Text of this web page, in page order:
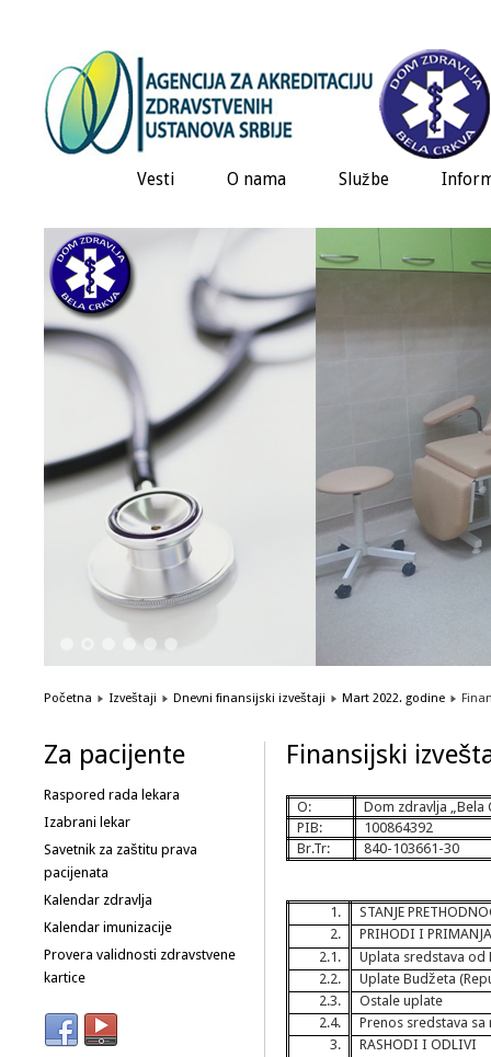
Vesti O nama Službe
Početna Izveštaji Dnevni finansijski izveštaji Mart 2022. godine
Za pacijente
Raspored rada lekara
Izabrani lekar
Savetnik za zaštitu prava
pacijenata
Kalendar zdravlja
Kalendar imunizacije
Provera validnosti zdravstvene
kartice
Finansijski
O:
Dom zdravlja „Bela
PIB:
100864392
Br.Tr:
840-103661-30
1.
STANJE
2.
PRIHODI I
2.1.
Uplata sredstava od
2.2.
Uplate Budžeta
2.3.
Ostale uplate
2.4.
Prenos sredstava
3.
RASHODI I ODLIVI